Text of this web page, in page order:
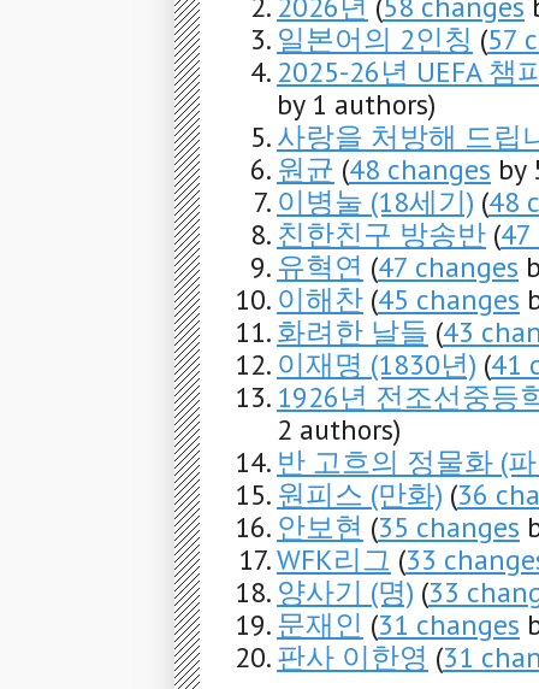
일본어의 2인칭 (57
2025-26년 UEFA 챔
by 1 authors)
사랑을 처방해 드립
원균 (48 changes by
이병눌 (18세기) (48
친한친구 방송반 (47
유혁연 (47 changes
이해찬 (45 changes
화려한 날들 (43
이재명 (1830년) (41
1926년 전조선중등
2 authors)
반 고흐의 정물화 (
원피스 (만화) (36
안보현 (35 changes
WFK리그 (33
양사기 (명) (33
문재인 (31 changes
판사 이한영 (31